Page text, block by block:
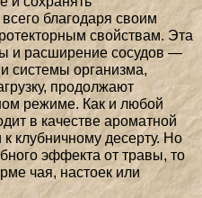
благодаря своим
свойствам. Эта
и расширение сосудов —
системы организма,
продолжают
режиме. Как и любой
в качестве ароматной
клубничному десерту. Но
эффекта от травы, то
чая, настоек или